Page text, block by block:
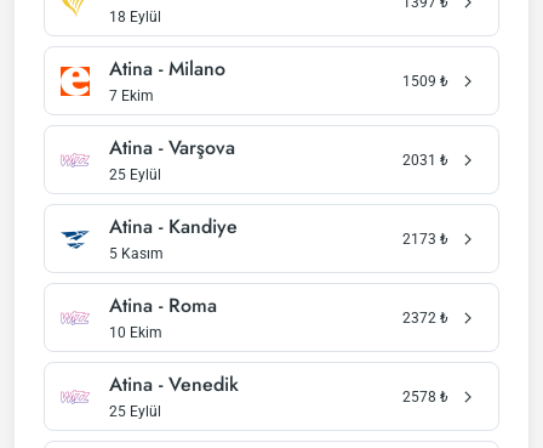
18 Eylül
Atina - Milano
7 Ekim
1509 ₺
Atina - Varşova
25 Eylül
2031 ₺
Atina - Kandiye
5 Kasım
2173 ₺
Atina - Roma
10 Ekim
2372 ₺
Atina - Venedik
25 Eylül
2578 ₺